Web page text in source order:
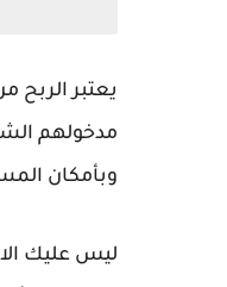
يعتبر الربح
مدخولهم
وبأمكان
ليس عليك